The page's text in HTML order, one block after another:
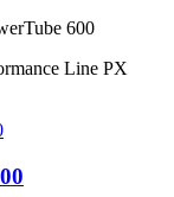
600
Line PX